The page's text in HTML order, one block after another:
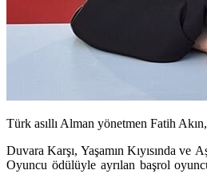
Türk asıllı Alman yönetmen Fatih
Duvara Karşı, Yaşamın Kıyısında ve
Oyuncu ödülüyle ayrılan başrol